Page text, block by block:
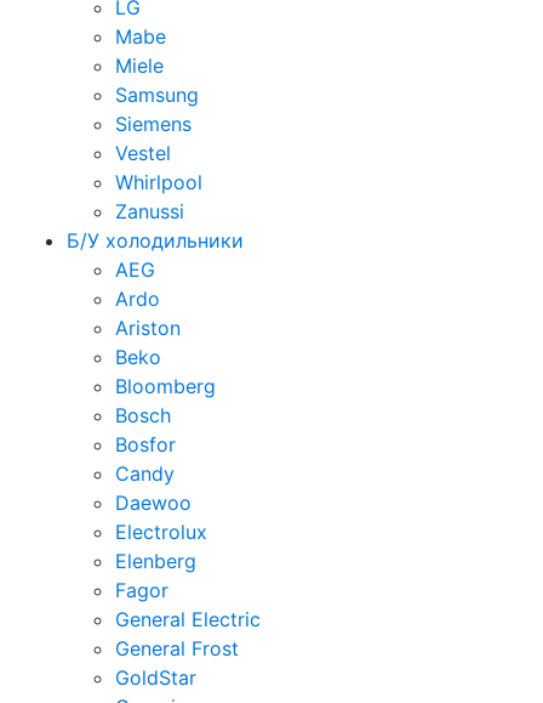
LG
Mabe
Miele
Samsung
Siemens
Vestel
Whirlpool
Zanussi
Б/У холодильники
AEG
Ardo
Ariston
Beko
Bloomberg
Bosch
Bosfor
Candy
Daewoo
Electrolux
Elenberg
Fagor
General Electric
General Frost
GoldStar